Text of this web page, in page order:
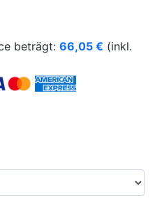
beträgt: 66,05 € (inkl.